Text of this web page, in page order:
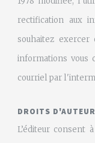
rectification aux
souhaitez
informations vous
courriel par
DROITS
L’éditeur consent